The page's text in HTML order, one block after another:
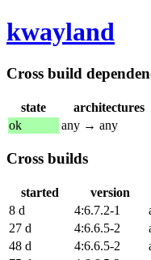
kwayland
Cross build
state
architectures
ok
any → any
Cross builds
started version
8 d
4:6.7.2-1
27 d
4:6.6.5-2
48 d
4:6.6.5-2